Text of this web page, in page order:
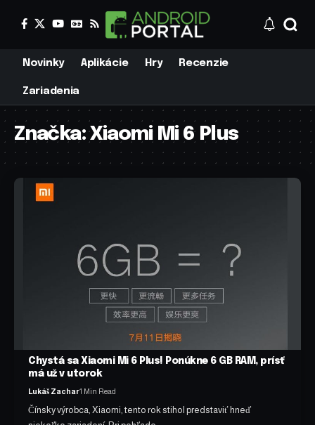
Novinky Aplikácie Hry Recenzie
Zariadenia
Značka:Xiaomi Mi 6 Plus
Chystá sa Xiaomi Mi 6 Plus! Ponúkne 6 GB RAM, prísť
má už v utorok
Lukáš Zachar1 Min Read
Čínsky výrobca, Xiaomi, tento rok stihol predstaviť hneď